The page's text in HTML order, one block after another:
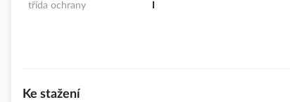
třída ochrany
Ke stažení